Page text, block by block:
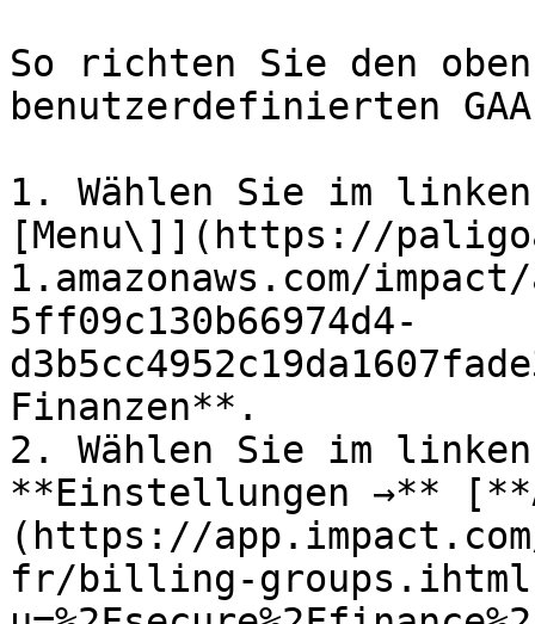
So richten Sie den
benutzerdefinierten
1. Wählen Sie im
[Menu\]](https://
1.amazonaws.com/
5ff09c130b66974d4-
Finanzen**.
2. Wählen Sie im linken
**Einstellungen →**
(https://
fr/billing-